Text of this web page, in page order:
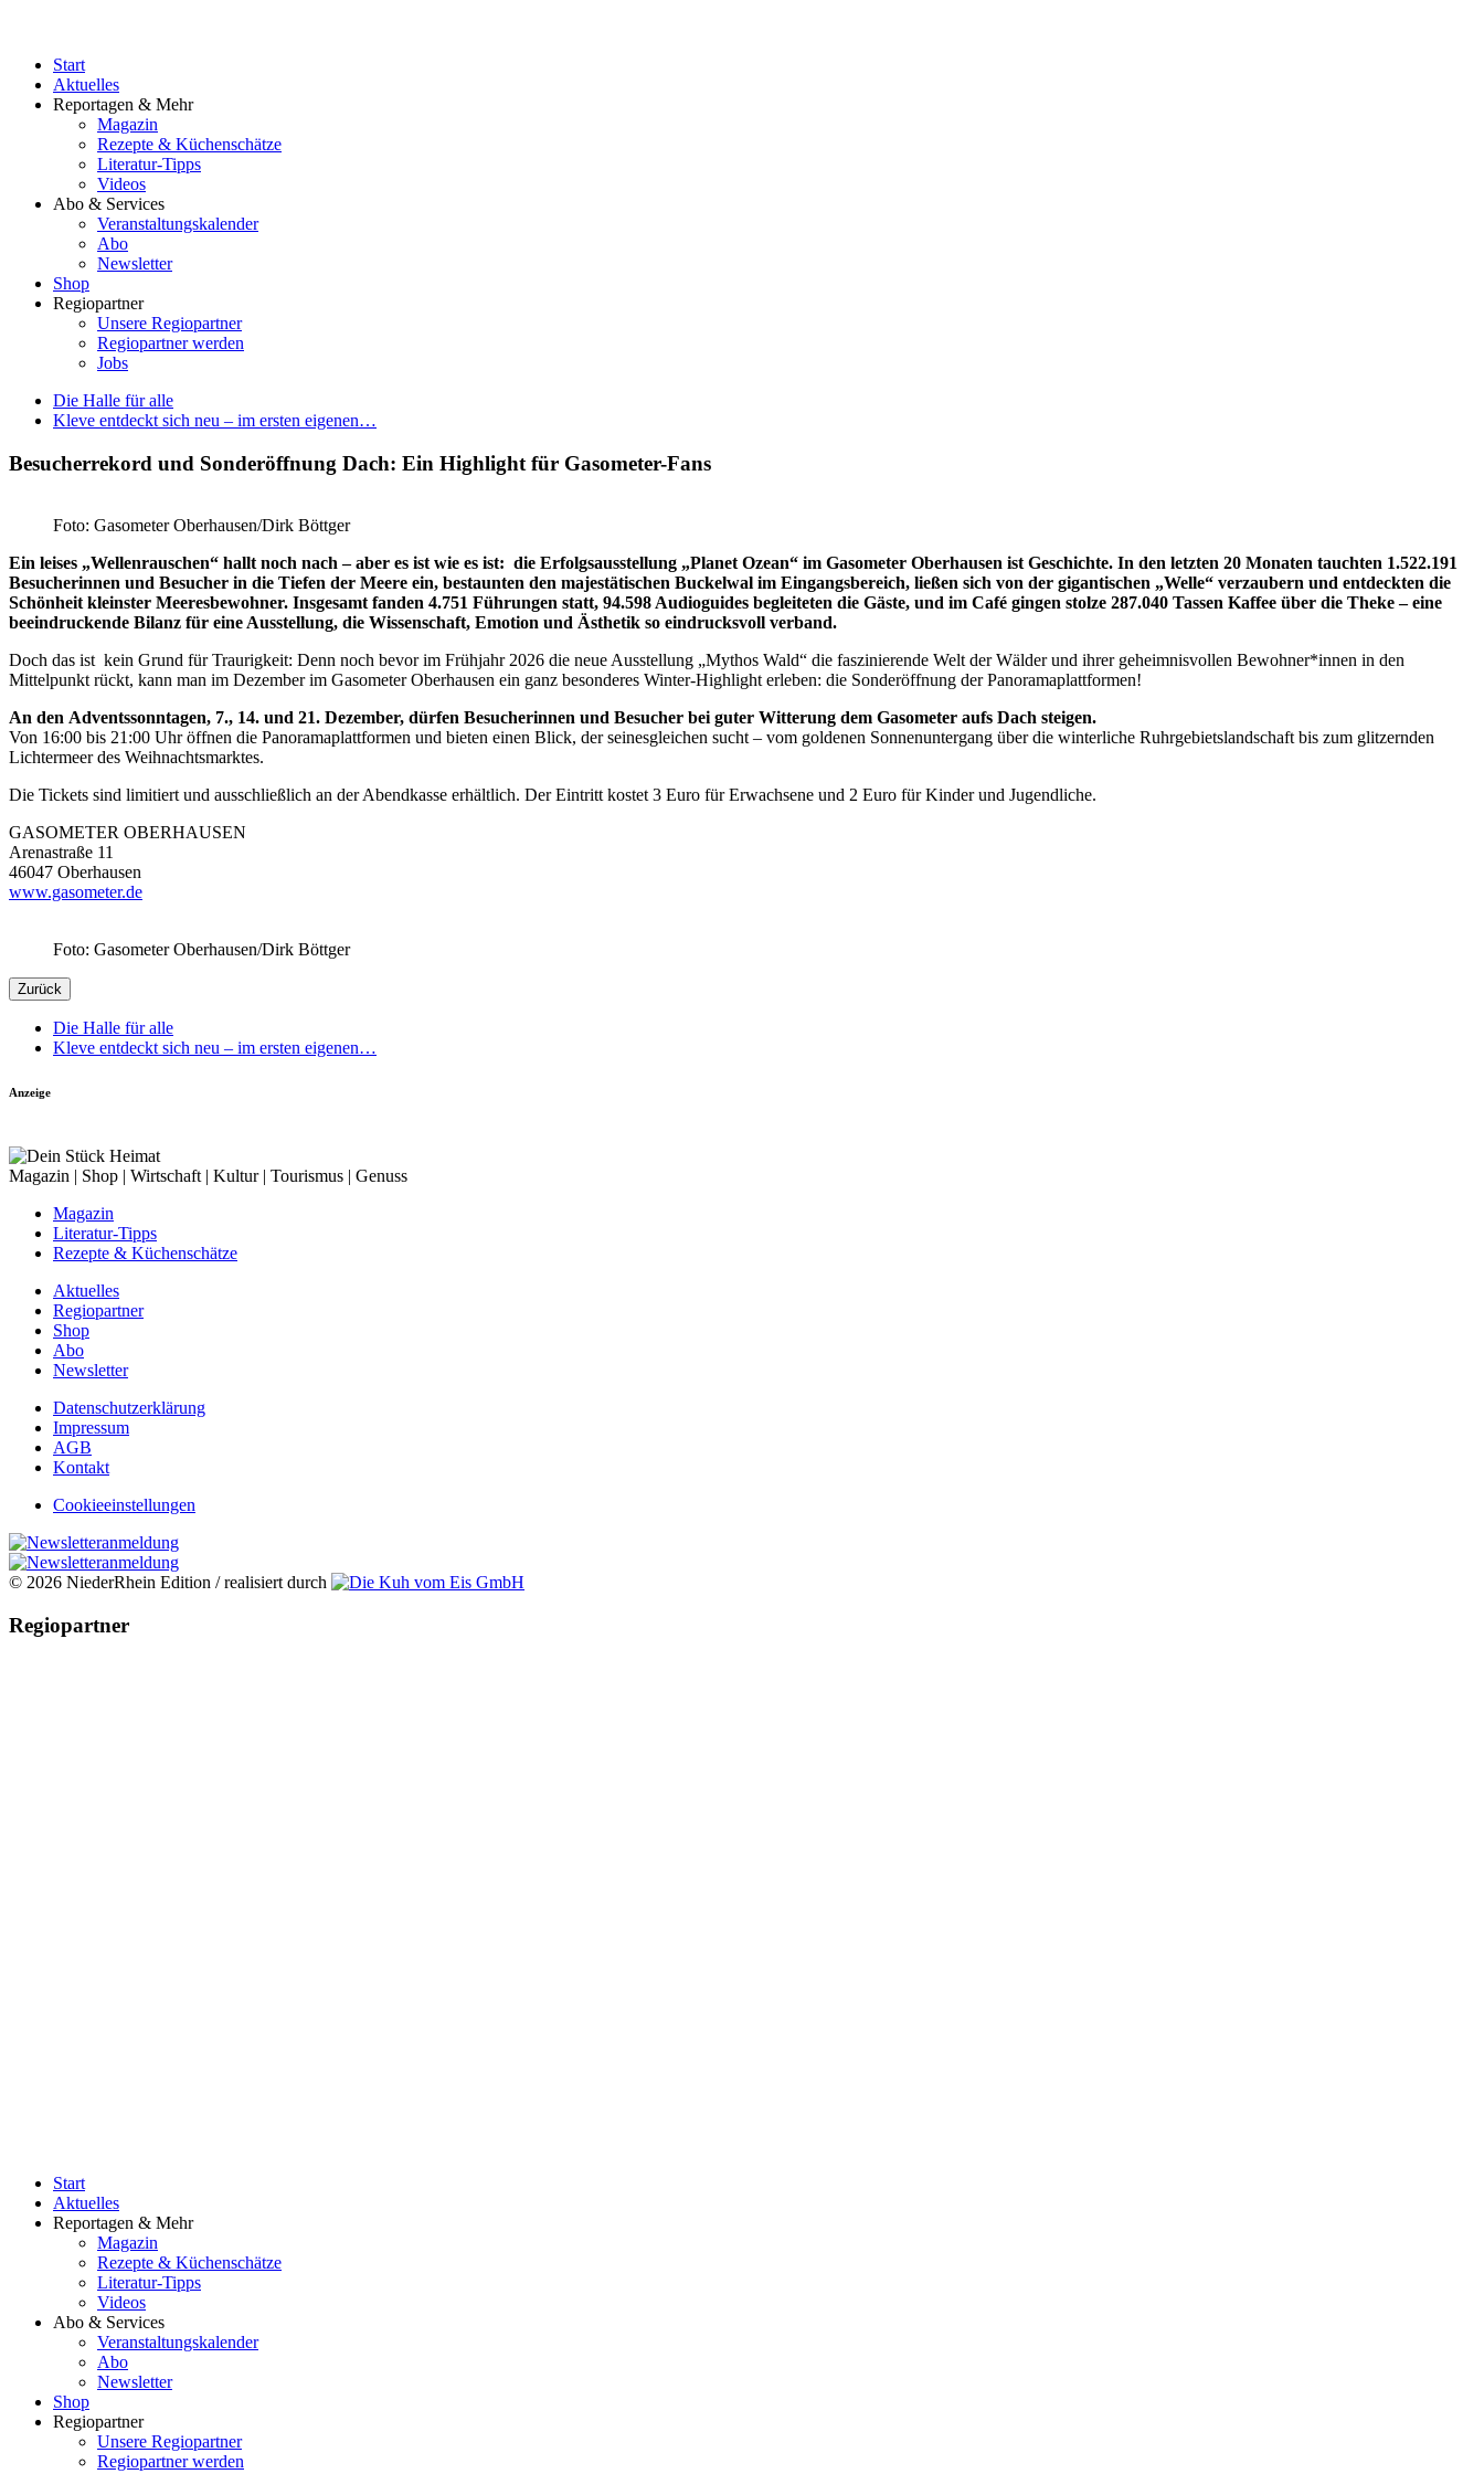
Start
Aktuelles
Reportagen & Mehr
Magazin
Rezepte & Küchenschätze
Literatur-Tipps
Videos
Abo & Services
Veranstaltungskalender
Abo
Newsletter
Shop
Regiopartner
Unsere Regiopartner
Regiopartner werden
Jobs
Die Halle für alle
Kleve entdeckt sich neu – im ersten eigenen…
Besucherrekord und Sonderöffnung Dach: Ein Highlight für Gasometer-Fans
Foto: Gasometer Oberhausen/Dirk Böttger
Ein leises „Wellenrauschen“ hallt noch nach – aber es ist wie es ist: die Erfolgsausstellung „Planet Ozean“ im Gasometer Oberhausen ist Geschichte. In den letzten 20 Monaten tauchten 1.522.191
Besucherinnen und Besucher in die Tiefen der Meere ein, bestaunten den majestätischen Buckelwal im Eingangsbereich, ließen sich von der gigantischen „Welle“ verzaubern und entdeckten die
Schönheit kleinster Meeresbewohner. Insgesamt fanden 4.751 Führungen statt, 94.598 Audioguides begleiteten die Gäste, und im Café gingen stolze 287.040 Tassen Kaffee über die Theke – eine
beeindruckende Bilanz für eine Ausstellung, die Wissenschaft, Emotion und Ästhetik so eindrucksvoll verband.
Doch das ist kein Grund für Traurigkeit: Denn noch bevor im Frühjahr 2026 die neue Ausstellung „Mythos Wald“ die faszinierende Welt der Wälder und ihrer geheimnisvollen Bewohner*innen in den
Mittelpunkt rückt, kann man im Dezember im Gasometer Oberhausen ein ganz besonderes Winter-Highlight erleben: die Sonderöffnung der Panoramaplattformen!
An den Adventssonntagen, 7., 14. und 21. Dezember, dürfen Besucherinnen und Besucher bei guter Witterung dem Gasometer aufs Dach steigen.
Von 16:00 bis 21:00 Uhr öffnen die Panoramaplattformen und bieten einen Blick, der seinesgleichen sucht – vom goldenen Sonnenuntergang über die winterliche Ruhrgebietslandschaft bis zum glitzernden
Lichtermeer des Weihnachtsmarktes.
Die Tickets sind limitiert und ausschließlich an der Abendkasse erhältlich. Der Eintritt kostet 3 Euro für Erwachsene und 2 Euro für Kinder und Jugendliche.
GASOMETER OBERHAUSEN
Arenastraße 11
46047 Oberhausen
www.gasometer.de
Foto: Gasometer Oberhausen/Dirk Böttger
Zurück
Die Halle für alle
Kleve entdeckt sich neu – im ersten eigenen…
Anzeige
Magazin | Shop | Wirtschaft | Kultur | Tourismus | Genuss
Magazin
Literatur-Tipps
Rezepte & Küchenschätze
Aktuelles
Regiopartner
Shop
Abo
Newsletter
Datenschutzerklärung
Impressum
AGB
Kontakt
Cookieeinstellungen
© 2026 NiederRhein Edition / realisiert durch
Regiopartner
Start
Aktuelles
Reportagen & Mehr
Magazin
Rezepte & Küchenschätze
Literatur-Tipps
Videos
Abo & Services
Veranstaltungskalender
Abo
Newsletter
Shop
Regiopartner
Unsere Regiopartner
Regiopartner werden